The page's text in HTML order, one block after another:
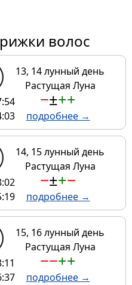
волос
13, 14 лунный день
Растущая Луна
−±++
подробнее →
14, 15 лунный день
Растущая Луна
−±+−
подробнее →
15, 16 лунный день
Растущая Луна
−−++
подробнее →